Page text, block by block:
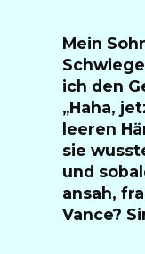
Mein
ich den
„Haha,
leeren
sie
und
ansah,
Vance?